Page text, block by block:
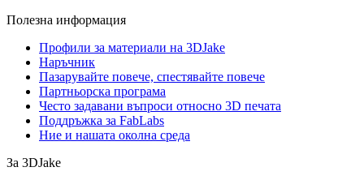
Полезна информация
Профили за материали на 3DJake
Наръчник
Пазарувайте повече, спестявайте повече
Партньорска програма
Често задавани въпроси относно 3D печата
Поддръжка за FabLabs
Ние и нашата околна среда
За 3DJake